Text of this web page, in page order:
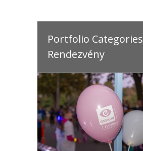
Portfolio Categories
Rendezvény